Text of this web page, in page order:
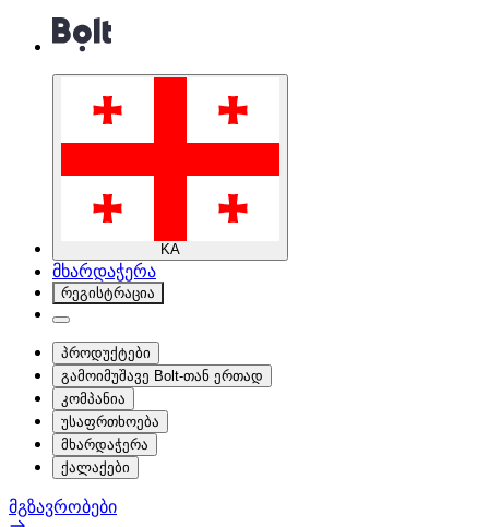
KA
მხარდაჭერა
რეგისტრაცია
პროდუქტები
გამოიმუშავე Bolt-თან ერთად
კომპანია
უსაფრთხოება
მხარდაჭერა
ქალაქები
მგზავრობები